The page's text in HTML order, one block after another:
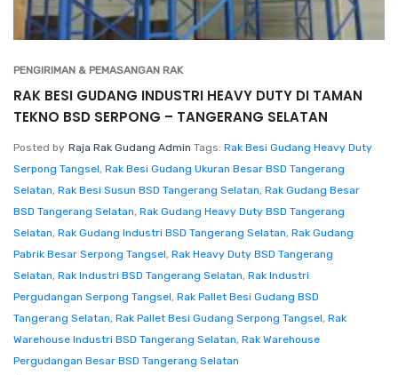
PENGIRIMAN & PEMASANGAN RAK
RAK BESI GUDANG INDUSTRI HEAVY DUTY DI TAMAN
TEKNO BSD SERPONG – TANGERANG SELATAN
Posted by Raja Rak Gudang Admin Tags: Rak Besi Gudang Heavy Duty
Serpong Tangsel, Rak Besi Gudang Ukuran Besar BSD Tangerang
Selatan, Rak Besi Susun BSD Tangerang Selatan, Rak Gudang Besar
BSD Tangerang Selatan, Rak Gudang Heavy Duty BSD Tangerang
Selatan, Rak Gudang Industri BSD Tangerang Selatan, Rak Gudang
Pabrik Besar Serpong Tangsel, Rak Heavy Duty BSD Tangerang
Selatan, Rak Industri BSD Tangerang Selatan, Rak Industri
Pergudangan Serpong Tangsel, Rak Pallet Besi Gudang BSD
Tangerang Selatan, Rak Pallet Besi Gudang Serpong Tangsel, Rak
Warehouse Industri BSD Tangerang Selatan, Rak Warehouse
Pergudangan Besar BSD Tangerang Selatan